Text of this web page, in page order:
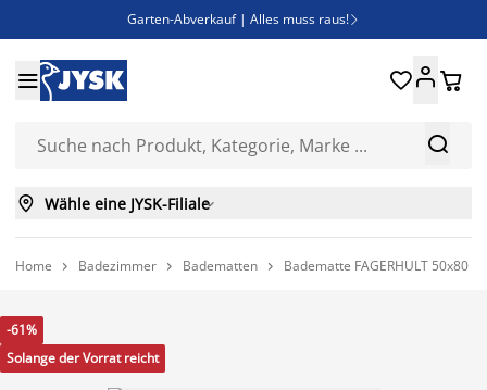
Garten-Abverkauf | Alles muss raus! 
Bist du Unternehmer? Entdecke JYSK-B2B
Esszimmerstuhl ADSLEV um nur 40€


 
 Wähle eine JYSK-Filiale
Home  Badezimmer  Badematten  Badematte FAGERHULT 50x80
-61%
Solange der Vorrat reicht